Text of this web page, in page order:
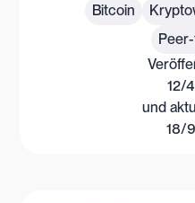
Bitcoin
12/
und
18/